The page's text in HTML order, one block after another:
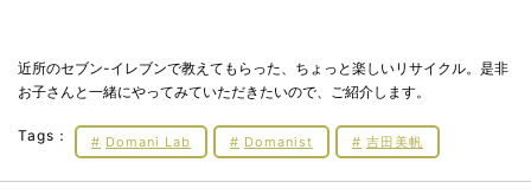
近所のセブン-イレブンで教えてもらった、ちょっと楽しいリサイクル。是非
お子さんと一緒にやってみていただきたいので、ご紹介します。
Tags： Domani Lab Domanist 吉田美帆